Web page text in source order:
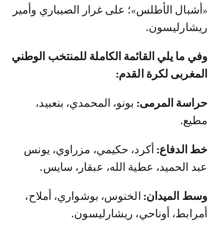
«أشبال الأطلس»؛ على غرار الصيباري وأمير
ريشارليسون.
وفي ما يلي القائمة الكاملة للمنتخب الوطني
المغربى لكرة القدم:
حراسة المرمى: بونو، المحمدي، بنعبيد،
مطيع.
خط الدفاع: أكرد، حكيمي، مزراوي، يونس
عبد الحميد، عطية الله، عبقار، سايس.
وسط الميدان: الخنوس، بوشواري، أملاح،
أمرابط، أوناحي، ريشارليسون.